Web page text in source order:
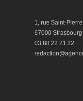
1, rue Saint-
67000 Strasbourg
03 88 22 21 22